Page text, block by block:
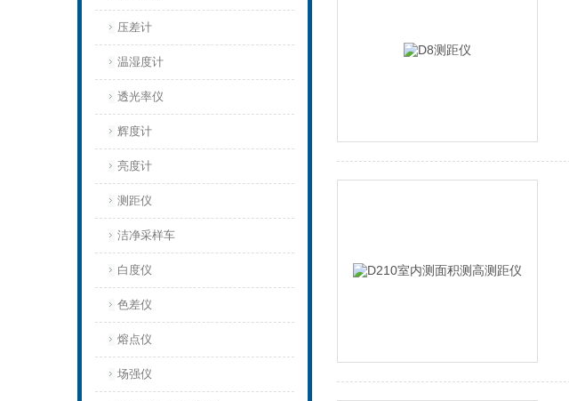
压差计
温湿度计
透光率仪
辉度计
亮度计
测距仪
洁净采样车
白度仪
色差仪
熔点仪
场强仪